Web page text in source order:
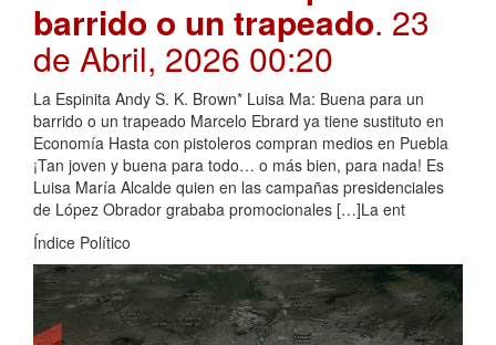
barrido o un trapeado. 23
de Abril, 2026 00:20
La Espinita Andy S. K. Brown* Luisa Ma: Buena para un
barrido o un trapeado Marcelo Ebrard ya tiene sustituto en
Economía Hasta con pistoleros compran medios en Puebla
¡Tan joven y buena para todo… o más bien, para nada! Es
Luisa María Alcalde quien en las campañas presidenciales
de López Obrador grababa promocionales […]La ent
Índice Político